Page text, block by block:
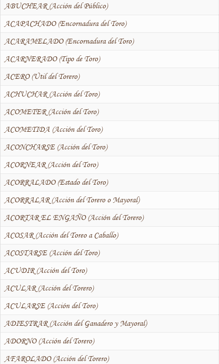
ABUCHEAR (Acción del Público)
ACAPACHADO (Encornadura del Toro)
ACARAMELADO (Encornadura del Toro)
ACARNERADO (Tipo de Toro)
ACERO (Útil del Torero)
ACHUCHAR (Acción del Toro)
ACOMETER (Acción del Toro)
ACOMETIDA (Acción del Toro)
ACONCHARSE (Acción del Toro)
ACORNEAR (Acción del Toro)
ACORRALADO (Estado del Toro)
ACORRALAR (Acción del Torero o Mayoral)
ACORTAR EL ENGAÑO (Acción del Torero)
ACOSAR (Acción del Toreo a Caballo)
ACOSTARSE (Acción del Toro)
ACUDIR (Acción del Toro)
ACULAR (Acción del Torero)
ACULARSE (Acción del Toro)
ADIESTRAR (Acción del Ganadero y Mayoral)
ADORNO (Acción del Torero)
AFAROLADO (Acción del Torero)